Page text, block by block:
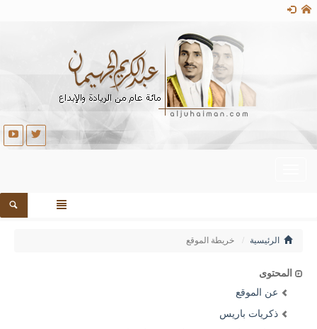
الرئيسية خريطة الموقع
المحتوى
عن الموقع
ذكريات باريس